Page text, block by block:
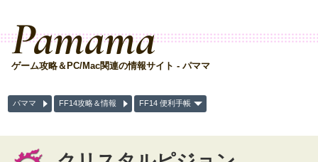
Pamama
ゲーム攻略＆PC/Mac関連の情報サイト - パママ
パママ FF14攻略＆情報 FF14 便利手帳